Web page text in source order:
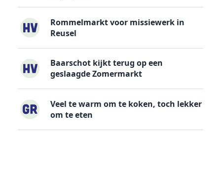
Rommelmarkt voor missiewerk in
Reusel
Baarschot kijkt terug op een
geslaagde Zomermarkt
Veel te warm om te koken, toch lekker
om te eten